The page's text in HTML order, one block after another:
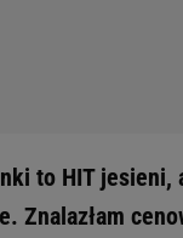
to HIT jesieni,
Znalazłam